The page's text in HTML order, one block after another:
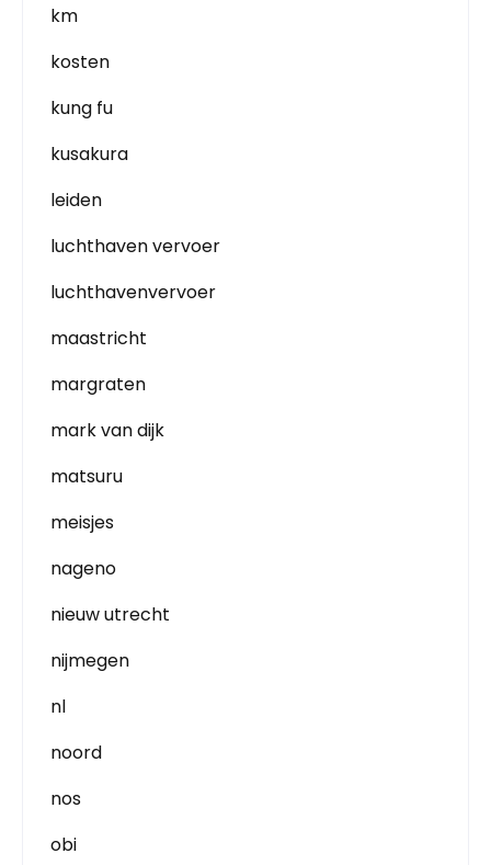
km
kosten
kung fu
kusakura
leiden
luchthaven vervoer
luchthavenvervoer
maastricht
margraten
mark van dijk
matsuru
meisjes
nageno
nieuw utrecht
nijmegen
nl
noord
nos
obi